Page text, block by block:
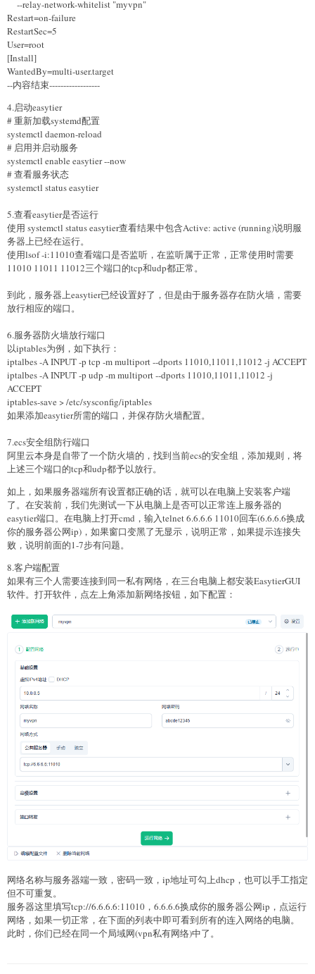
--relay-network-whitelist "myvpn"
Restart=on-failure
RestartSec=5
User=root
[Install]
WantedBy=multi-user.target
--内容结束------------------
4.启动easytier
# 重新加载systemd配置
systemctl daemon-reload
# 启用并启动服务
systemctl enable easytier --now
# 查看服务状态
systemctl status easytier
5.查看easytier是否运行
使用 systemctl status easytier查看结果中包含Active: active (running)说明服
务器上已经在运行。
使用lsof -i:11010查看端口是否监听，在监听属于正常，正常使用时需要
11010 11011 11012三个端口的tcp和udp都正常。
到此，服务器上easytier已经设置好了，但是由于服务器存在防火墙，需要
放行相应的端口。
6.服务器防火墙放行端口
以iptables为例，如下执行：
iptalbes -A INPUT -p tcp -m multiport --dports 11010,11011,11012 -j ACCEPT
iptalbes -A INPUT -p udp -m multiport --dports 11010,11011,11012 -j
ACCEPT
iptables-save > /etc/sysconfig/iptables
如果添加easytier所需的端口，并保存防火墙配置。
7.ecs安全组防行端口
阿里云本身是自带了一个防火墙的，找到当前ecs的安全组，添加规则，将
上述三个端口的tcp和udp都予以放行。
如上，如果服务器端所有设置都正确的话，就可以在电脑上安装客户端
了。在安装前，我们先测试一下从电脑上是否可以正常连上服务器的
easytier端口。在电脑上打开cmd，输入telnet 6.6.6.6 11010回车(6.6.6.6换成
你的服务器公网ip)，如果窗口变黑了无显示，说明正常，如果提示连接失
败，说明前面的1-7步有问题。
8.客户端配置
如果有三个人需要连接到同一私有网络，在三台电脑上都安装EasytierGUI
软件。打开软件，点左上角添加新网络按钮，如下配置：
网络名称与服务器端一致，密码一致，ip地址可勾上dhcp，也可以手工指定
但不可重复。
服务器这里填写tcp://6.6.6.6:11010，6.6.6.6换成你的服务器公网ip，点运行
网络，如果一切正常，在下面的列表中即可看到所有的连入网络的电脑。
此时，你们已经在同一个局域网(vpn私有网络)中了。